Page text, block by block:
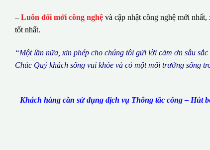
– Luôn đổi mới công nghệ và cập nhật công nghệ mới
tốt nhất.
“Một lần nữa, xin phép cho chúng tôi gửi lời cảm ơn sâu sắc
Chúc Quý khách sống vui khỏe và có một môi trường sống
Khách hàng cần sử dụng dịch vụ Thông tắc cống – Hút